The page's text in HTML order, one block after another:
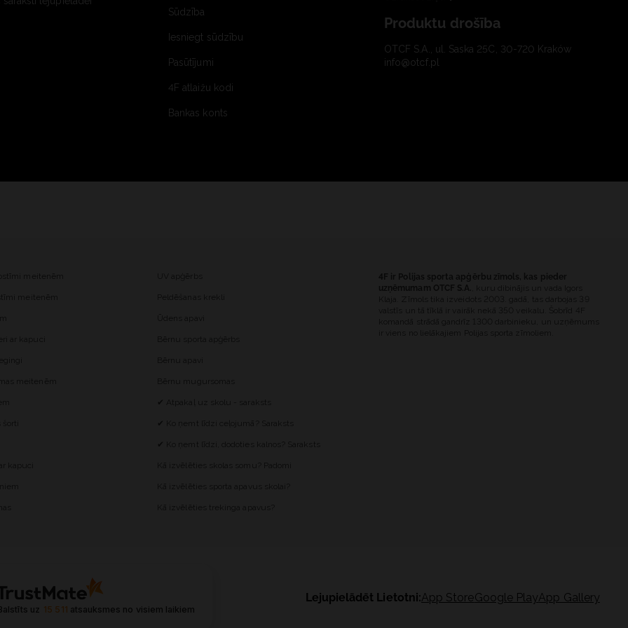
Sūdzība
Iesniegt sūdzību
Pasūtījumi
4F atlaižu kodi
Bankas konts
Produktu drošība
OTCF S.A., ul. Saska 25C, 30-720 Kraków
info@otcf.pl
uz 15 511 atsauksmes no visiem laikiem
Lejupielādēt Lietotni:App StoreGoogle PlayApp Gallery